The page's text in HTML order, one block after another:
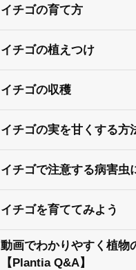
イチゴの育て方
イチゴの植えつけ
イチゴの収穫
イチゴの実を甘くする方
イチゴで注意する病害虫
イチゴを育ててみよう
動画でわかりやすく植物
【Plantia Q&A】